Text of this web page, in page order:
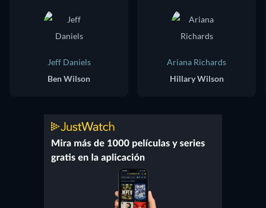
Jeff Daniels
Ben Wilson
Ariana Richards
Hillary Wilson